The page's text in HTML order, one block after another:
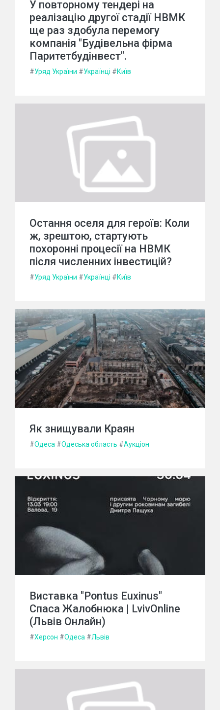
У повторному тендері на
реалізацію другої стадії НВМК
ще раз здобула перемогу
компанія "Будівельна фірма
Паритетбудінвест".
#Уряд України #Українці #Київ
Остання оселя для героїв: Коли
ж, зрештою, стартують
похоронні процесії на НВМК
після численних інвестицій?
#Уряд України #Українці #Київ
Як знищували Краян
#Одеса #Одеська область #Аукціон
Виставка "Pontus Euxinus"
Спаса Жалобнюка | LvivOnline
(Львів Онлайн)
#Херсон #Одеса #Львів